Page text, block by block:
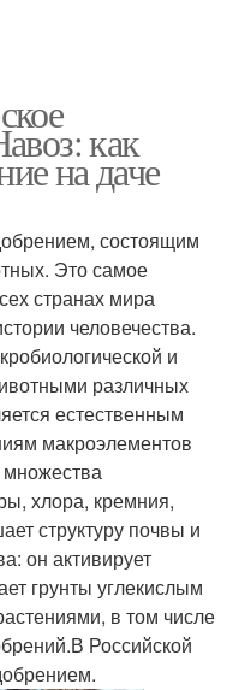
как
на даче
состоящим
Это самое
странах мира
человечества.
и
различных
естественным
макроэлементов
хлора, кремния,
структуру почвы и
он активирует
грунты углекислым
в том числе
Российской